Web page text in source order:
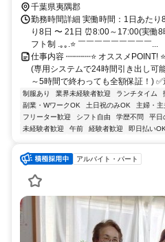
千葉県夷隅郡
勤務時間詳細 実働時間：1日あた
り8日 〜 21日 ⏰8:00～17:00(実働8
フト制 .｡｡.⭐ ￣￣￣￣￣￣￣￣￣...
仕事内容 ┉┉┉⭐ オススメPOINT!
(専用システムで24時間引き出し可
～5時間で終わっても全額保証！) ✅
制服あり 業界未経験者歓迎 ランチタイム
副業・WワークOK
土日祝のみOK 主婦・主
フリーター歓迎
シフト自由 学歴不問 平日
未経験者歓迎
午前 経験者歓迎 即日払いOK
アルバイト・パート